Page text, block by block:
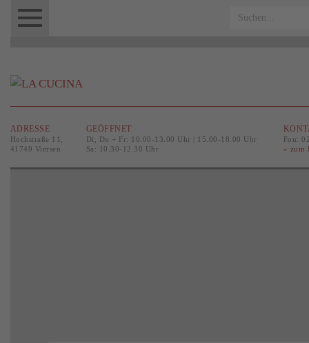
ADRESSE
Hochstraße 11,
41749 Viersen
GEÖFFNET
Di, Do + Fr: 10.00-13.00 Uhr | 15.00-18.00 Uhr
Sa: 10.30-12.30 Uhr
Fon:
» zum
Menu